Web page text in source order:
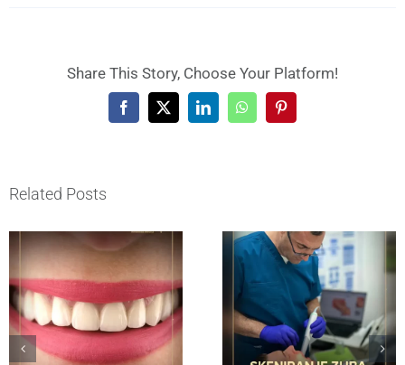
Share This Story, Choose Your Platform!
Facebook
X LinkedInWhatsAppPinterest
Related Posts